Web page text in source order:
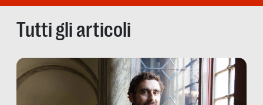
Tutti gli articoli